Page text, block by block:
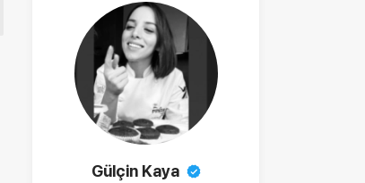
Gülçin Kaya